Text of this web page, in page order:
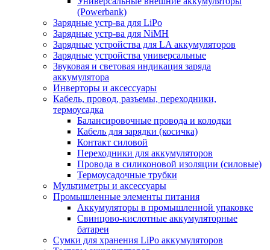
(Powerbank)
Зарядные устр-ва для LiPo
Зарядные устр-ва для NiMH
Зарядные устройства для LA аккумуляторов
Зарядные устройства универсальные
Звуковая и световая индикация заряда
аккумулятора
Инверторы и аксессуары
Кабель, провод, разъемы, переходники,
термоусадка
Балансировочные провода и колодки
Кабель для зарядки (косичка)
Контакт силовой
Переходники для аккумуляторов
Провода в силиконовой изоляции (силовые)
Термоусадочные трубки
Мультиметры и аксессуары
Промышленные элементы питания
Аккумуляторы в промышленной упаковке
Свинцово-кислотные аккумуляторные
батареи
Сумки для хранения LiPo аккумуляторов